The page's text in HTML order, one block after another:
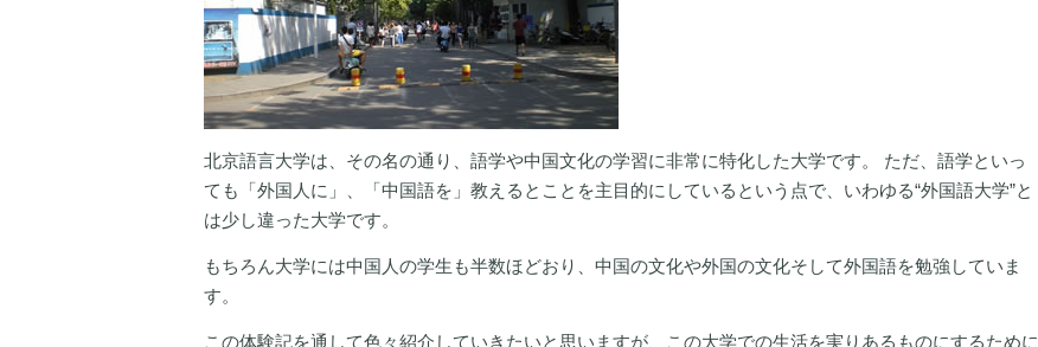
北京語言大学は、その名の通り、語学や中国文化の学習に非常に特化した大学です。 ただ、語学といっ
ても「外国人に」、「中国語を」教えるとことを主目的にしているという点で、いわゆる“外国語大学”と
は少し違った大学です。
もちろん大学には中国人の学生も半数ほどおり、中国の文化や外国の文化そして外国語を勉強していま
す。
この体験記を通して色々紹介していきたいと思いますが、この大学での生活を実りあるものにするために